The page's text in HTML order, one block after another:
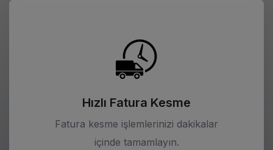
Hızlı Fatura Kesme
Fatura kesme işlemlerinizi dakikalar
içinde tamamlayın.